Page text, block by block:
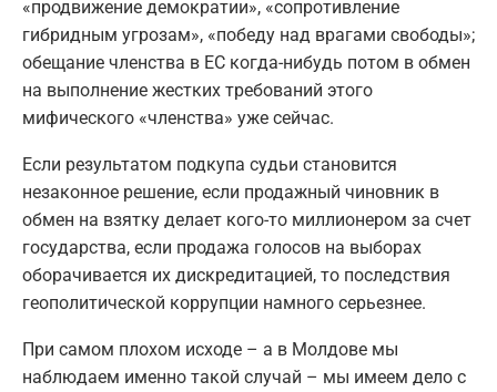
«продвижение демократии», «сопротивление
гибридным угрозам», «победу над врагами свободы»;
обещание членства в ЕС когда-нибудь потом в обмен
на выполнение жестких требований этого
мифического «членства» уже сейчас.
Если результатом подкупа судьи становится
незаконное решение, если продажный чиновник в
обмен на взятку делает кого-то миллионером за счет
государства, если продажа голосов на выборах
оборачивается их дискредитацией, то последствия
геополитической коррупции намного серьезнее.
При самом плохом исходе – а в Молдове мы
наблюдаем именно такой случай – мы имеем дело с